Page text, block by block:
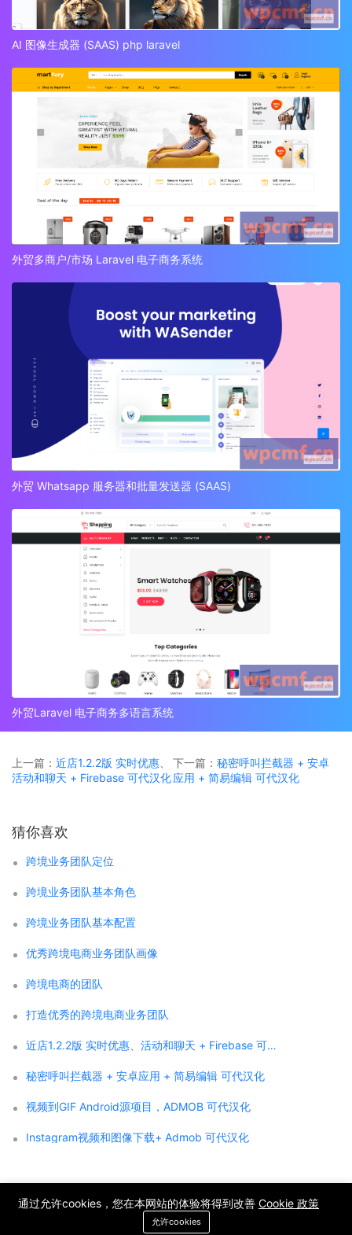
AI 图像生成器 (SAAS) php laravel
外贸多商户/市场 Laravel 电子商务系统
外贸 Whatsapp 服务器和批量发送器 (SAAS)
外贸Laravel 电子商务多语言系统
上一篇： 近店1.2.2版 实时优惠、
活动和聊天 + Firebase 可代汉化
下一篇： 秘密呼叫拦截器 + 安卓
应用 + 简易编辑 可代汉化
猜你喜欢
跨境业务团队定位
跨境业务团队基本角色
跨境业务团队基本配置
优秀跨境电商业务团队画像
跨境电商的团队
打造优秀的跨境电商业务团队
近店1.2.2版 实时优惠、活动和聊天 + Firebase 可代汉化
秘密呼叫拦截器 + 安卓应用 + 简易编辑 可代汉化
视频到GIF Android源项目，ADMOB 可代汉化
Instagram视频和图像下载+ Admob 可代汉化
Copyright © 2021 WPCMF all rights reserved. Powered by WPCMF .
粤ICP备2025374255号
通过允许cookies，您在本网站的体验将得到改善 Cookie 政策
允许cookies